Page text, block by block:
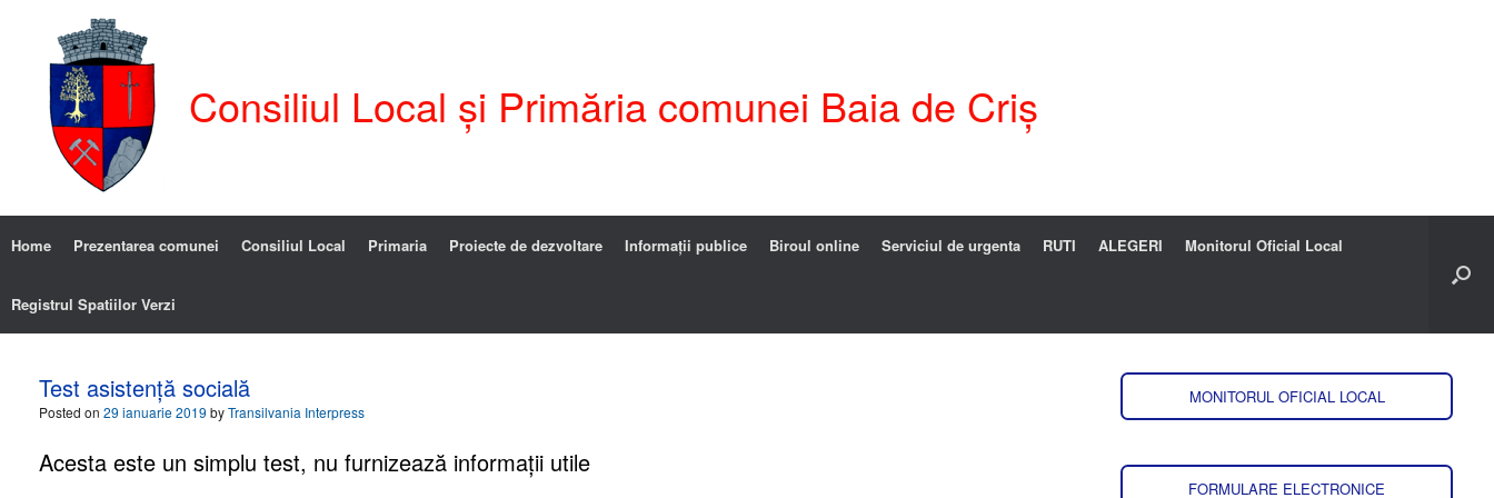
Consiliul Local și Primăria comunei Baia de Criș
Home Prezentarea comunei Consiliul Local Primaria Proiecte de dezvoltare Informații publice Biroul online Serviciul de urgenta RUTI ALEGERI Monitorul Oficial Local
Registrul Spatiilor Verzi
Test asistență socială
Posted on 29 ianuarie 2019 byTransilvania Interpress
Acesta este un simplu test, nu furnizează informații utile
MONITORUL OFICIAL LOCAL
FORMULARE ELECTRONICE